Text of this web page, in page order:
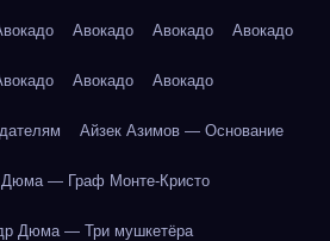
Авокадо Авокадо Авокадо
Авокадо Авокадо
Айзек Азимов — Основание
Дюма — Граф Монте-Кристо
Дюма — Три мушкетёра